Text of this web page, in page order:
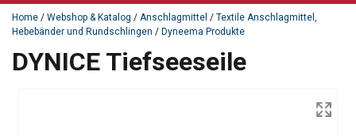
Home / Webshop & Katalog / Anschlagmittel / Textile Anschlagmittel,
Hebebänder und Rundschlingen / Dyneema Produkte
DYNICE Tiefseeseile